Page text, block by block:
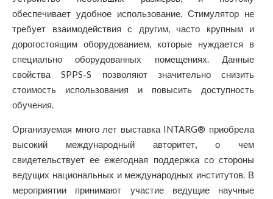
обеспечивает удобное использование. Стимулятор не
требует взаимодействия с другим, часто крупным и
дорогостоящим оборудованием, которые нуждается в
специально оборудованных помещениях. Данные
свойства SPPS-S позволяют значительно снизить
стоимость использования и повысить доступность
обучения.
Организуемая много лет выставка INTARG® приобрела
высокий международный авторитет, о чем
свидетельствует ее ежегодная поддержка со стороны
ведущих национальных и международных институтов. В
мероприятии принимают участие ведущие научные